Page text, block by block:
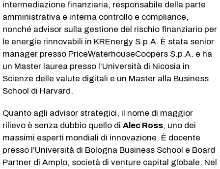
intermediazione finanziaria, responsabile della parte
amministrativa e interna controllo e compliance,
nonché advisor sulla gestione del rischio finanziario per
le energie rinnovabili in KREnergy S.p.A. È stata senior
manager presso PriceWaterhouseCoopers S.p.A. e ha
un Master laurea presso l’Università di Nicosia in
Scienze delle valute digitali e un Master alla Business
School di Harvard.
Quanto agli advisor strategici, il nome di maggior
rilievo è senza dubbio quello di Alec Ross, uno dei
massimi esperti mondiali di innovazione. È docente
presso l’Università di Bologna Business School e Board
Partner di Amplo, società di venture capital globale. Nel